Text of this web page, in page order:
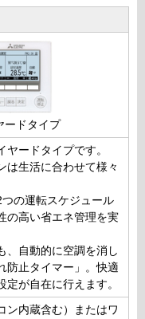
ードタイプ
ヤードタイプです。
は生活に合わせて様々
の運転スケジュール
の高い省エネ管理を実
、自動的に空調を消し
防止タイマー」。快適
定が自在に行えます。
ン内蔵含む）またはワ